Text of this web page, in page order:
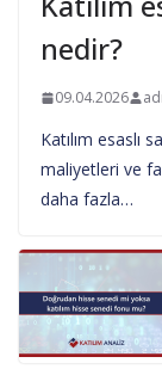
nedir?
09.04.2026
Katılım esaslı
maliyetleri ve
daha fazla…